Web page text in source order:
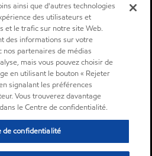
ainsi que d'autres technologies
des utilisateurs et
et le trafic sur notre site Web.
des informations sur votre
partenaires de médias
mais vous pouvez choisir de
en utilisant le bouton « Rejeter
signalant les préférences
Vous trouverez davantage
le Centre de confidentialité.
de confidentialité